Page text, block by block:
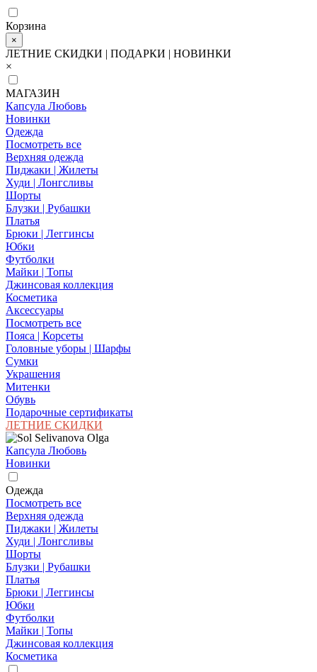
Корзина
×
ЛЕТНИЕ СКИДКИ | ПОДАРКИ | НОВИНКИ
×
МАГАЗИН
Капсула Любовь
Новинки
Одежда
Посмотреть все
Верхняя одежда
Пиджаки | Жилеты
Худи | Лонгсливы
Шорты
Блузки | Рубашки
Платья
Брюки | Леггинсы
Юбки
Футболки
Майки | Топы
Джинсовая коллекция
Косметика
Аксессуары
Посмотреть все
Пояса | Корсеты
Головные уборы | Шарфы
Сумки
Украшения
Митенки
Обувь
Подарочные сертификаты
ЛЕТНИЕ СКИДКИ
Капсула Любовь
Новинки
Одежда
Посмотреть все
Верхняя одежда
Пиджаки | Жилеты
Худи | Лонгсливы
Шорты
Блузки | Рубашки
Платья
Брюки | Леггинсы
Юбки
Футболки
Майки | Топы
Джинсовая коллекция
Косметика